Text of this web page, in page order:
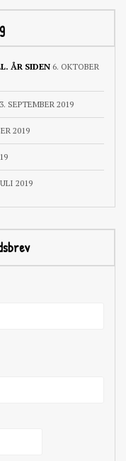
ÅR SIDEN 6. OKTOBER
SEPTEMBER 2019
2019
2019